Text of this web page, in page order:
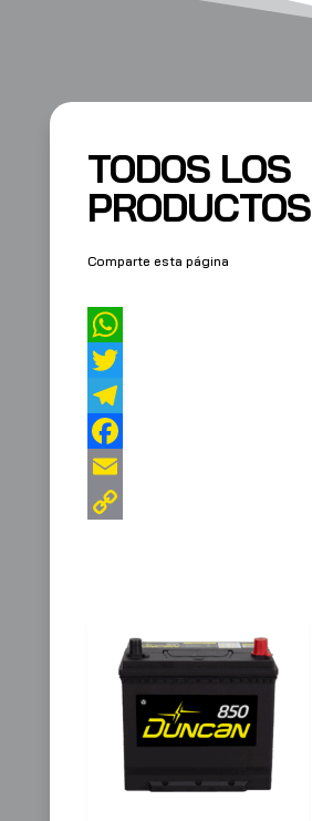
TODOS LOS
PRODUCTOS
Comparte esta página